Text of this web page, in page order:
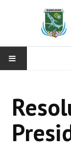
CONCEJO
Bloques Políticos